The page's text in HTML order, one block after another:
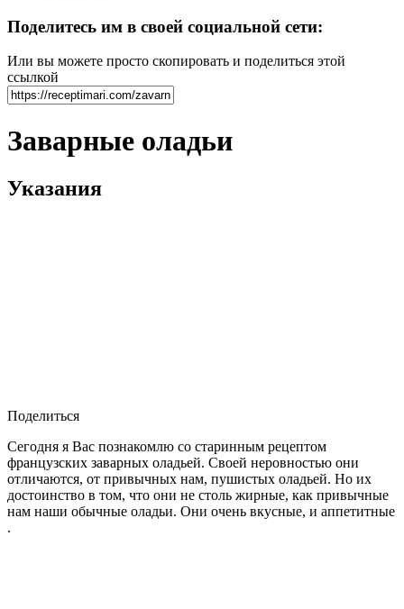
Поделитесь им в своей социальной сети:
Или вы можете просто скопировать и поделиться этой
ссылкой
Заварные оладьи
Указания
Поделиться
Сегодня я Вас познакомлю со старинным рецептом
французских заварных оладьей. Своей неровностью они
отличаются, от привычных нам, пушистых оладьей. Но их
достоинство в том, что они не столь жирные, как привычные
нам наши обычные оладьи. Они очень вкусные, и аппетитные
.